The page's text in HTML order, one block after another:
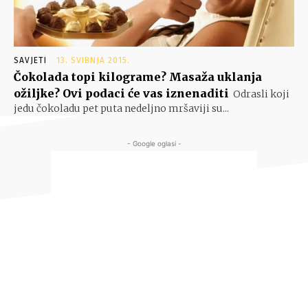
SAVJETI 13. SVIBNJA 2015.
Čokolada topi kilograme? Masaža uklanja
ožiljke? Ovi podaci će vas iznenaditi Odrasli koji
jedu čokoladu pet puta nedeljno mršaviji su...
- Google oglasi -